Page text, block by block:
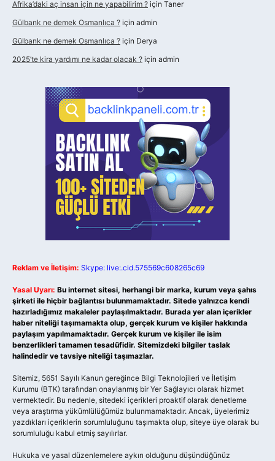
Afrika’daki aç insan için ne yapabilirim ? için Taner
Gülbank ne demek Osmanlıca ? için admin
Gülbank ne demek Osmanlıca ? için Derya
2025’te kira yardımı ne kadar olacak ? için admin
Reklam ve İletişim: Skype: live:.cid.575569c608265c69
Yasal Uyarı: Bu internet sitesi, herhangi bir marka, kurum veya şahıs
şirketi ile hiçbir bağlantısı bulunmamaktadır. Sitede yalnızca kendi
hazırladığımız makaleler paylaşılmaktadır. Burada yer alan içerikler
haber niteliği taşımamakta olup, gerçek kurum ve kişiler hakkında
paylaşım yapılmamaktadır. Gerçek kurum ve kişiler ile isim
benzerlikleri tamamen tesadüfidir. Sitemizdeki bilgiler taslak
halindedir ve tavsiye niteliği taşımazlar.
Sitemiz, 5651 Sayılı Kanun gereğince Bilgi Teknolojileri ve İletişim
Kurumu (BTK) tarafından onaylanmış bir Yer Sağlayıcı olarak hizmet
vermektedir. Bu nedenle, sitedeki içerikleri proaktif olarak denetleme
veya araştırma yükümlülüğümüz bulunmamaktadır. Ancak, üyelerimiz
yazdıkları içeriklerin sorumluluğunu taşımakta olup, siteye üye olarak bu
sorumluluğu kabul etmiş sayılırlar.
Hukuka ve yasal düzenlemelere aykırı olduğunu düşündüğünüz